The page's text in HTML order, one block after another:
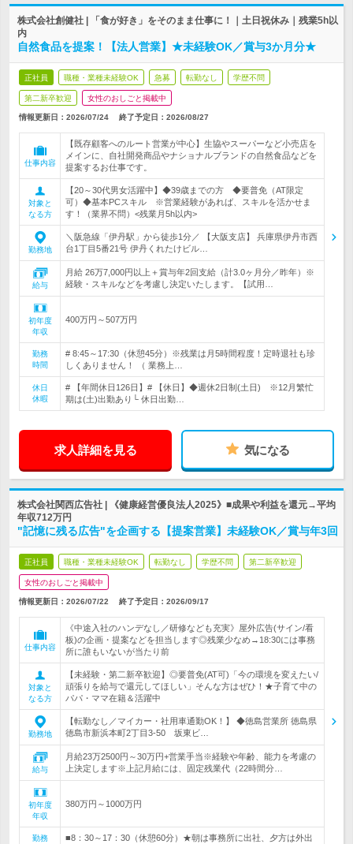
株式会社創健社 | 「食が好き」をそのまま仕事に！｜土日祝休み｜残業5h以
内
自然食品を提案！【法人営業】★未経験OK／賞与3か月分★
正社員 職種・業種未経験OK 急募 転勤なし 学歴不問
第二新卒歓迎 女性のおしごと掲載中
情報更新日：2026/07/24 終了予定日： 2026/08/27
仕事内容
【既存顧客へのルート営業が中心】生協やスーパーなど小売店を
メインに、自社開発商品やナショナルブランドの自然食品などを
提案するお仕事です。
対象と
なる方
【20～30代男女活躍中】◆39歳までの方 ◆要普免（AT限定
可）◆基本PCスキル ※営業経験があれば、スキルを活かせま
す！（業界不問）<残業月5h以内>
勤務地
＼阪急線「伊丹駅」から徒歩1分／ 【大阪支店】 兵庫県伊丹市西
台1丁目5番21号 伊丹くれたけビル…
給与
月給 26万7,000円以上＋賞与年2回支給（計3.0ヶ月分／昨年）※
経験・スキルなどを考慮し決定いたします。【試用…
初年度
年収
400万円～507万円
勤務
時間
# 8:45～17:30（休憩45分）※残業は月5時間程度！定時退社も珍
しくありません！ （ 業務上…
休日
休暇
# 【年間休日126日】# 【休日】◆週休2日制(土日) ※12月繁忙
期は(土)出勤あり└ 休日出勤…
求人詳細を見る 気になる
株式会社関西広告社 | 《健康経営優良法人2025》■成果や利益を還元→平均
年収712万円
"記憶に残る広告"を企画する【提案営業】未経験OK／賞与年3回
正社員 職種・業種未経験OK 転勤なし 学歴不問 第二新卒歓迎
女性のおしごと掲載中
情報更新日：2026/07/22 終了予定日： 2026/09/17
仕事内容
《中途入社のハンデなし／研修なども充実》屋外広告(サイン/看
板)の企画・提案などを担当します◎残業少なめ→18:30には事務
所に誰もいないが当たり前
対象と
なる方
【未経験・第二新卒歓迎】◎要普免(AT可)「今の環境を変えたい/
頑張りを給与で還元してほしい」そんな方はぜひ！★子育て中の
パパ・ママ在籍＆活躍中
勤務地
【転勤なし／マイカー・社用車通勤OK！】 ◆徳島営業所 徳島県
徳島市新浜本町2丁目3-50 坂東ビ…
給与
月給23万2500円～30万円+営業手当※経験や年齢、能力を考慮の
上決定します※上記月給には、固定残業代（22時間分…
初年度
年収
380万円～1000万円
勤務
■8：30～17：30（休憩60分）★朝は事務所に出社、夕方は外出